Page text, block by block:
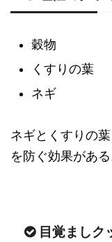
穀物
くすりの葉
ネギ
ネギとくすりの
を防ぐ効果がある
目覚ましク